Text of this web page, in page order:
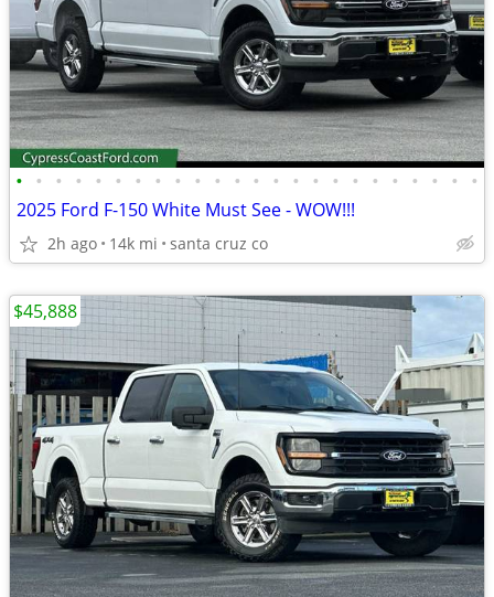
• • • • • • • • • • • • • • • • • • • • • • • •
2025 Ford F-150 White Must See - WOW!!!
2h ago 14k mi santa cruz co
$45,888